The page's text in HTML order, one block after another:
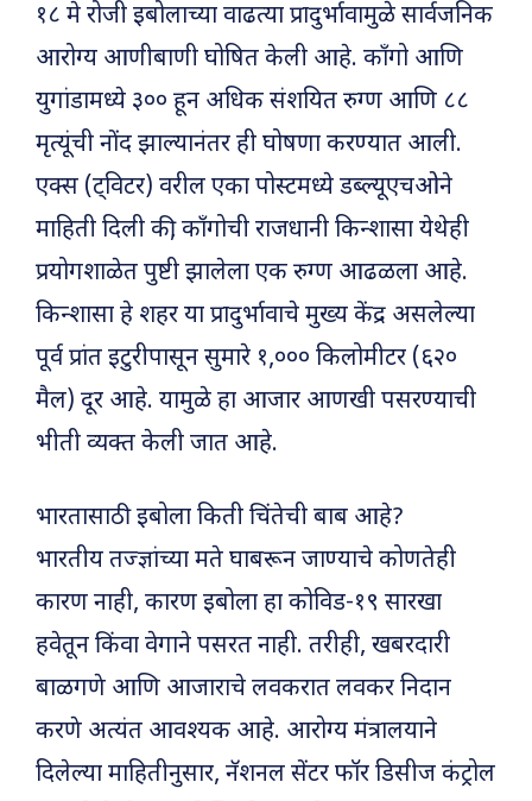
१८ मे रोजी इबोलाच्या वाढत्या प्रादुर्भावामुळे सार्वजनिक
आरोग्य आणीबाणी घोषित केली आहे. काँगो आणि
युगांडामध्ये ३०० हून अधिक संशयित रुग्ण आणि ८८
मृत्यूंची नोंद झाल्यानंतर ही घोषणा करण्यात आली.
एक्स (ट्विटर) वरील एका पोस्टमध्ये डब्ल्यूएचओने
माहिती दिली की, काँगोची राजधानी किन्शासा येथेही
प्रयोगशाळेत पुष्टी झालेला एक रुग्ण आढळला आहे.
किन्शासा हे शहर या प्रादुर्भावाचे मुख्य केंद्र असलेल्या
पूर्व प्रांत इटुरीपासून सुमारे १,००० किलोमीटर (६२०
मैल) दूर आहे. यामुळे हा आजार आणखी पसरण्याची
भीती व्यक्त केली जात आहे.
भारतासाठी इबोला किती चिंतेची बाब आहे?
भारतीय तज्ज्ञांच्या मते घाबरून जाण्याचे कोणतेही
कारण नाही, कारण इबोला हा कोविड-१९ सारखा
हवेतून किंवा वेगाने पसरत नाही. तरीही, खबरदारी
बाळगणे आणि आजाराचे लवकरात लवकर निदान
करणे अत्यंत आवश्यक आहे. आरोग्य मंत्रालयाने
दिलेल्या माहितीनुसार, नॅशनल सेंटर फॉर डिसीज कंट्रोल